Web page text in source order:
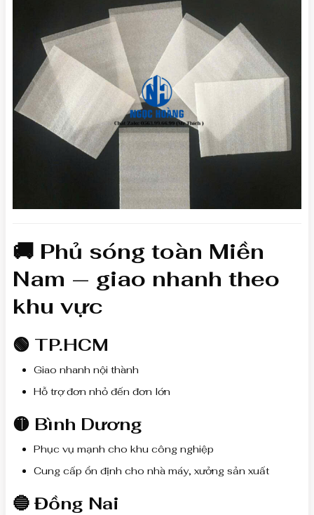
🚚 Phủ sóng toàn Miền
Nam — giao nhanh theo
khu vực
🟢 TP.HCM
Giao nhanh nội thành
Hỗ trợ đơn nhỏ đến đơn lớn
🟡 Bình Dương
Phục vụ mạnh cho khu công nghiệp
Cung cấp ổn định cho nhà máy, xưởng sản xuất
🔵 Đồng Nai